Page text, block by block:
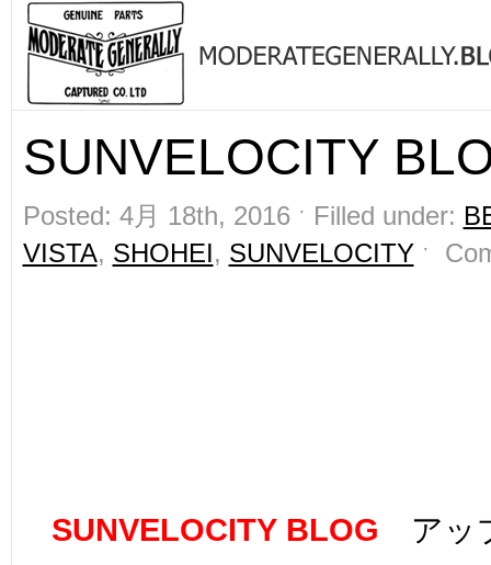
SUNVELOCITY
Posted: 4月 18th, 2016 ˑ Filled under:
VISTA, SHOHEI, SUNVELOCITYˑ
SUNVELOCITY BLOG アッ